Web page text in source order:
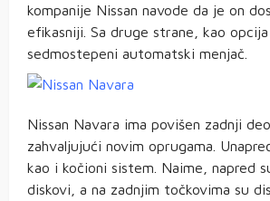
kompanije Nissan navode da je on
efikasniji. Sa druge strane, kao
sedmostepeni automatski menjač.
Nissan Navara ima povišen zadnji
zahvaljujući novim oprugama.
kao i kočioni sistem. Naime, napred
diskovi, a na zadnjim točkovima su